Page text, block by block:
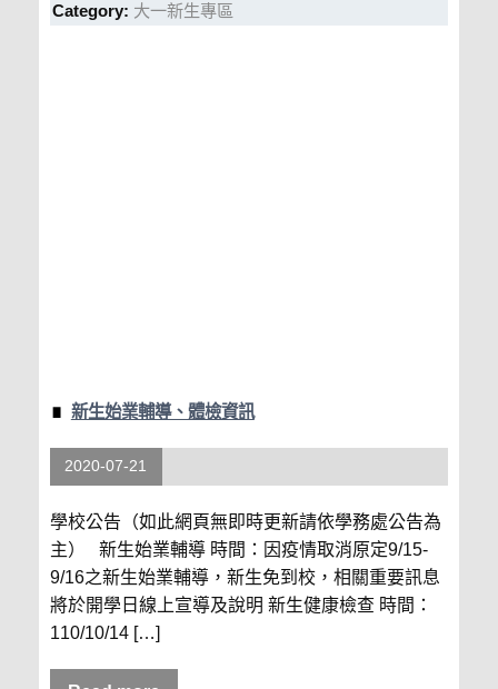
Category: 大一新生專區
新生始業輔導、體檢資訊
2020-07-21
學校公告（如此網頁無即時更新請依學務處公告為
主） 新生始業輔導 時間：因疫情取消原定9/15-
9/16之新生始業輔導，新生免到校，相關重要訊息
將於開學日線上宣導及說明 新生健康檢查 時間：
110/10/14 […]